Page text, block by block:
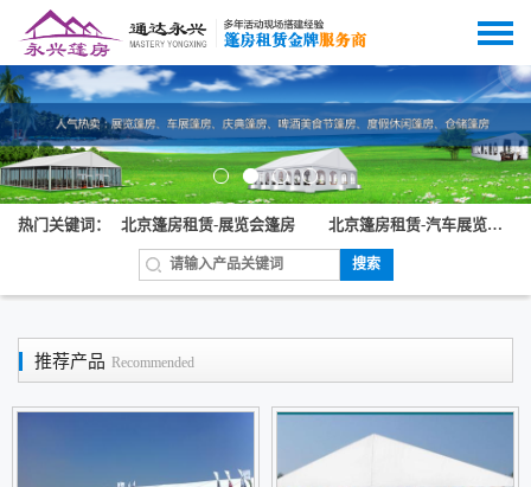
热门关键词： 北京篷房租赁-展览会篷房 北京篷房租赁-汽车展览篷房
搜索
推荐产品 Recommended